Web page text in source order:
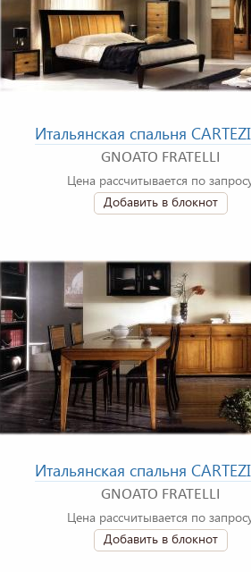
Итальянская спальня
GNOATO FRATELLI
Цена рассчитывается по
Добавить в блокнот
Итальянская спальня
GNOATO FRATELLI
Цена рассчитывается по
Добавить в блокнот